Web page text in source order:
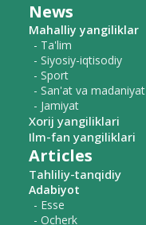
News
Mahalliy yangiliklar
- Ta'lim
- Siyosiy-iqtisodiy
- Sport
- San'at va madaniyat
- Jamiyat
Xorij yangiliklari
Ilm-fan yangiliklari
Articles
Tahliliy-tanqidiy
Adabiyot
- Esse
- Ocherk